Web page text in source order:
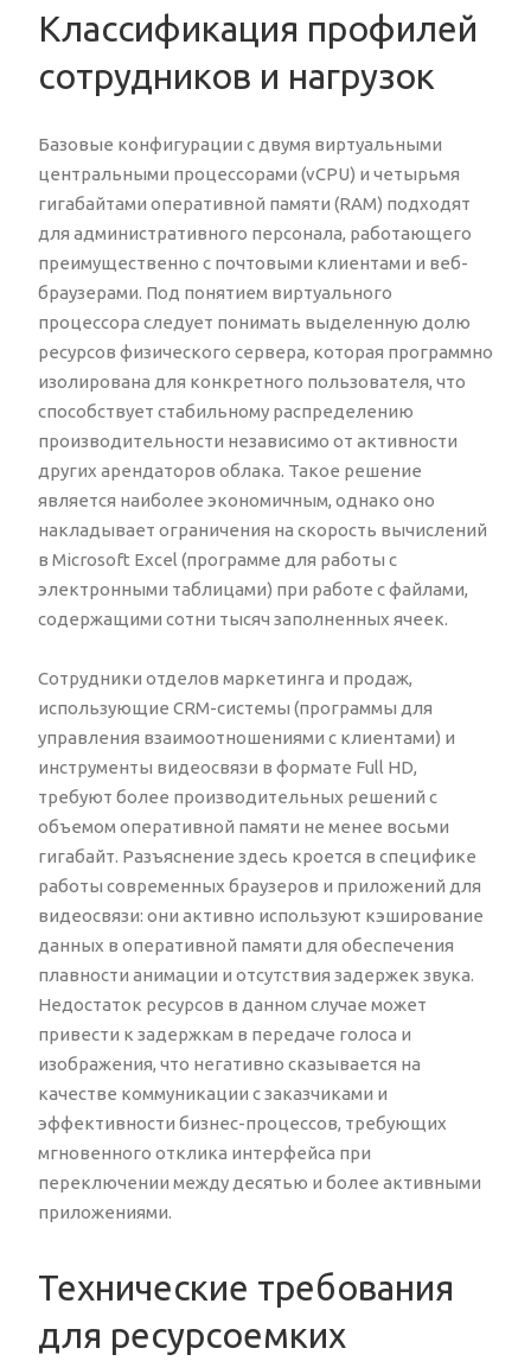
Классификация профилей
сотрудников и нагрузок
Базовые конфигурации с двумя виртуальными
центральными процессорами (vCPU) и четырьмя
гигабайтами оперативной памяти (RAM) подходят
для административного персонала, работающего
преимущественно с почтовыми клиентами и веб-
браузерами. Под понятием виртуального
процессора следует понимать выделенную долю
ресурсов физического сервера, которая программно
изолирована для конкретного пользователя, что
способствует стабильному распределению
производительности независимо от активности
других арендаторов облака. Такое решение
является наиболее экономичным, однако оно
накладывает ограничения на скорость вычислений
в Microsoft Excel (программе для работы с
электронными таблицами) при работе с файлами,
содержащими сотни тысяч заполненных ячеек.
Сотрудники отделов маркетинга и продаж,
использующие CRM-системы (программы для
управления взаимоотношениями с клиентами) и
инструменты видеосвязи в формате Full HD,
требуют более производительных решений с
объемом оперативной памяти не менее восьми
гигабайт. Разъяснение здесь кроется в специфике
работы современных браузеров и приложений для
видеосвязи: они активно используют кэширование
данных в оперативной памяти для обеспечения
плавности анимации и отсутствия задержек звука.
Недостаток ресурсов в данном случае может
привести к задержкам в передаче голоса и
изображения, что негативно сказывается на
качестве коммуникации с заказчиками и
эффективности бизнес-процессов, требующих
мгновенного отклика интерфейса при
переключении между десятью и более активными
приложениями.
Технические требования
для ресурсоемких